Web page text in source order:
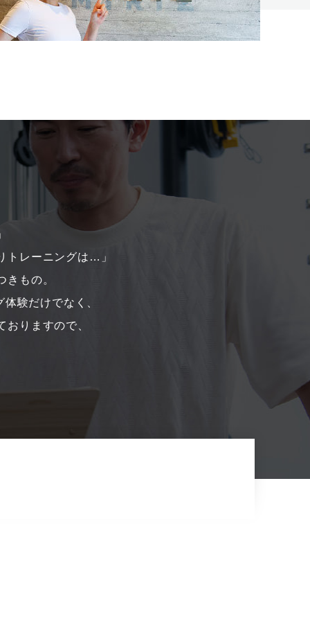
トレーニングは…」
きもの。
験だけでなく、
おりますので、